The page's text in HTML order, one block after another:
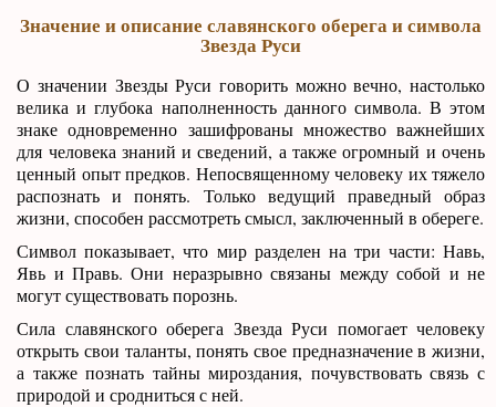
Значение и описание славянского оберега и символа
Звезда Руси
О значении Звезды Руси говорить можно вечно, настолько
велика и глубока наполненность данного символа. В этом
знаке одновременно зашифрованы множество важнейших
для человека знаний и сведений, а также огромный и очень
ценный опыт предков. Непосвященному человеку их тяжело
распознать и понять. Только ведущий праведный образ
жизни, способен рассмотреть смысл, заключенный в обереге.
Символ показывает, что мир разделен на три части: Навь,
Явь и Правь. Они неразрывно связаны между собой и не
могут существовать порознь.
Сила славянского оберега Звезда Руси помогает человеку
открыть свои таланты, понять свое предназначение в жизни,
а также познать тайны мироздания, почувствовать связь с
природой и сродниться с ней.